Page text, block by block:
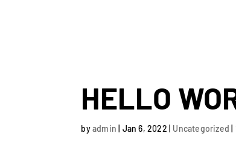
HELLO
byadmin Jan 6, 2022 Uncategorized